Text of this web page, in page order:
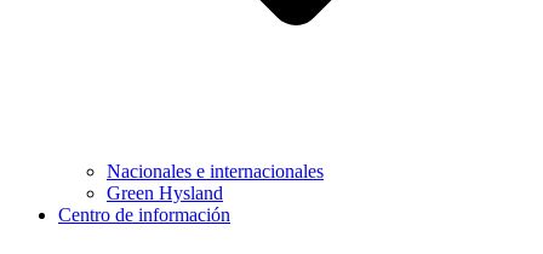
Nacionales e internacionales
Green Hysland
Centro de información